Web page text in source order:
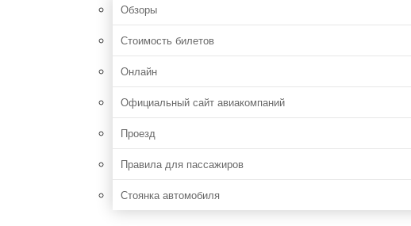
Обзоры
Стоимость билетов
Онлайн
Официальный сайт авиакомпаний
Проезд
Правила для пассажиров
Стоянка автомобиля